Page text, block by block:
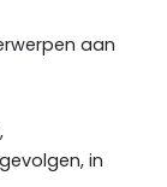
aan
in